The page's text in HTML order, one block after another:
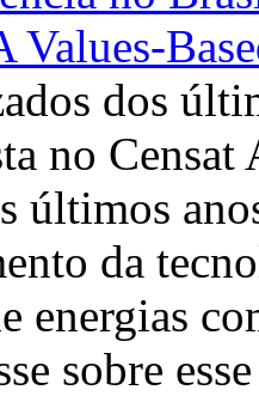
dos
no
últimos
da
energias
sobre